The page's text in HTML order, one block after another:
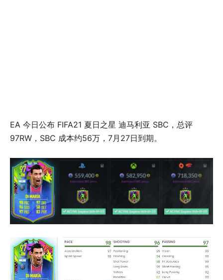
EA 今日公布 FIFA21 夏日之星 迪马利亚 SBC，总评
97RW，SBC 成本约56万，7月27日到期。